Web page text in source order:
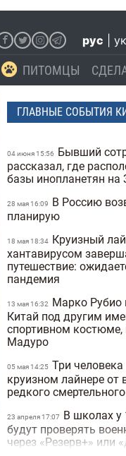
рус
ПИТОМЦЫ
ГЛАВНЫЕ СОБЫТИЯ
04 июня 15:56
Бывший
рассказал, где
базы инопланетян на
28 мая 16:09
В Россию
планирую
18 мая 18:34 Круизный
хантавирусом
путешествие:
пандемия
13 мая 16:32
Марко Рубио
Китай под другим
спортивном костюме,
Мадуро
05 мая 14:25 Три человека
круизном лайнере от
редкого
23 апреля 17:07
В школах у
будут проверять
через «Резерв+» или